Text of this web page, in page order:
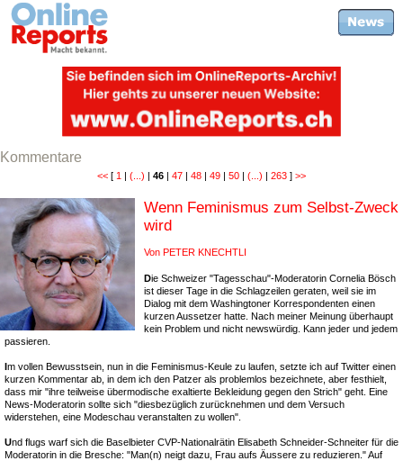
Kommentare
<< [ 1 | (...) | 46 | 47 | 48 | 49 | 50 | (...) | 263 ] >>
Wenn Feminismus zum Selbst-Zweck
wird
Von PETER KNECHTLI
Die Schweizer "Tagesschau"-Moderatorin Cornelia Bösch
ist dieser Tage in die Schlagzeilen geraten, weil sie im
Dialog mit dem Washingtoner Korrespondenten einen
kurzen Aussetzer hatte. Nach meiner Meinung überhaupt
kein Problem und nicht newswürdig. Kann jeder und jedem
passieren.
Im vollen Bewusstsein, nun in die Feminismus-Keule zu laufen, setzte ich auf Twitter einen
kurzen Kommentar ab, in dem ich den Patzer als problemlos bezeichnete, aber festhielt,
dass mir "ihre teilweise übermodische exaltierte Bekleidung gegen den Strich" geht. Eine
News-Moderatorin sollte sich "diesbezüglich zurücknehmen und dem Versuch
widerstehen, eine Modeschau veranstalten zu wollen".
Und flugs warf sich die Baselbieter CVP-Nationalrätin Elisabeth Schneider-Schneiter für die
Moderatorin in die Bresche: "Man(n) neigt dazu, Frau aufs Äussere zu reduzieren." Auf